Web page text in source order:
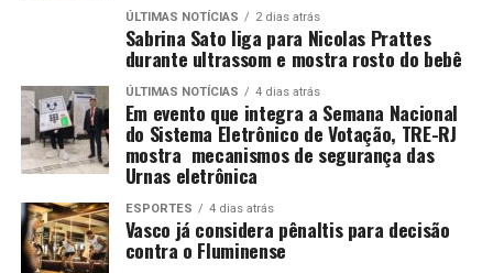
ÚLTIMAS NOTÍCIAS 2 dias atrás
Sabrina Sato liga para Nicolas Prattes
durante ultrassom e mostra rosto do bebê
ÚLTIMAS NOTÍCIAS 4 dias atrás
Em evento que integra a Semana Nacional
do Sistema Eletrônico de Votação, TRE-RJ
mostra mecanismos de segurança das
Urnas eletrônica
ESPORTES 4 dias atrás
Vasco já considera pênaltis para decisão
contra o Fluminense